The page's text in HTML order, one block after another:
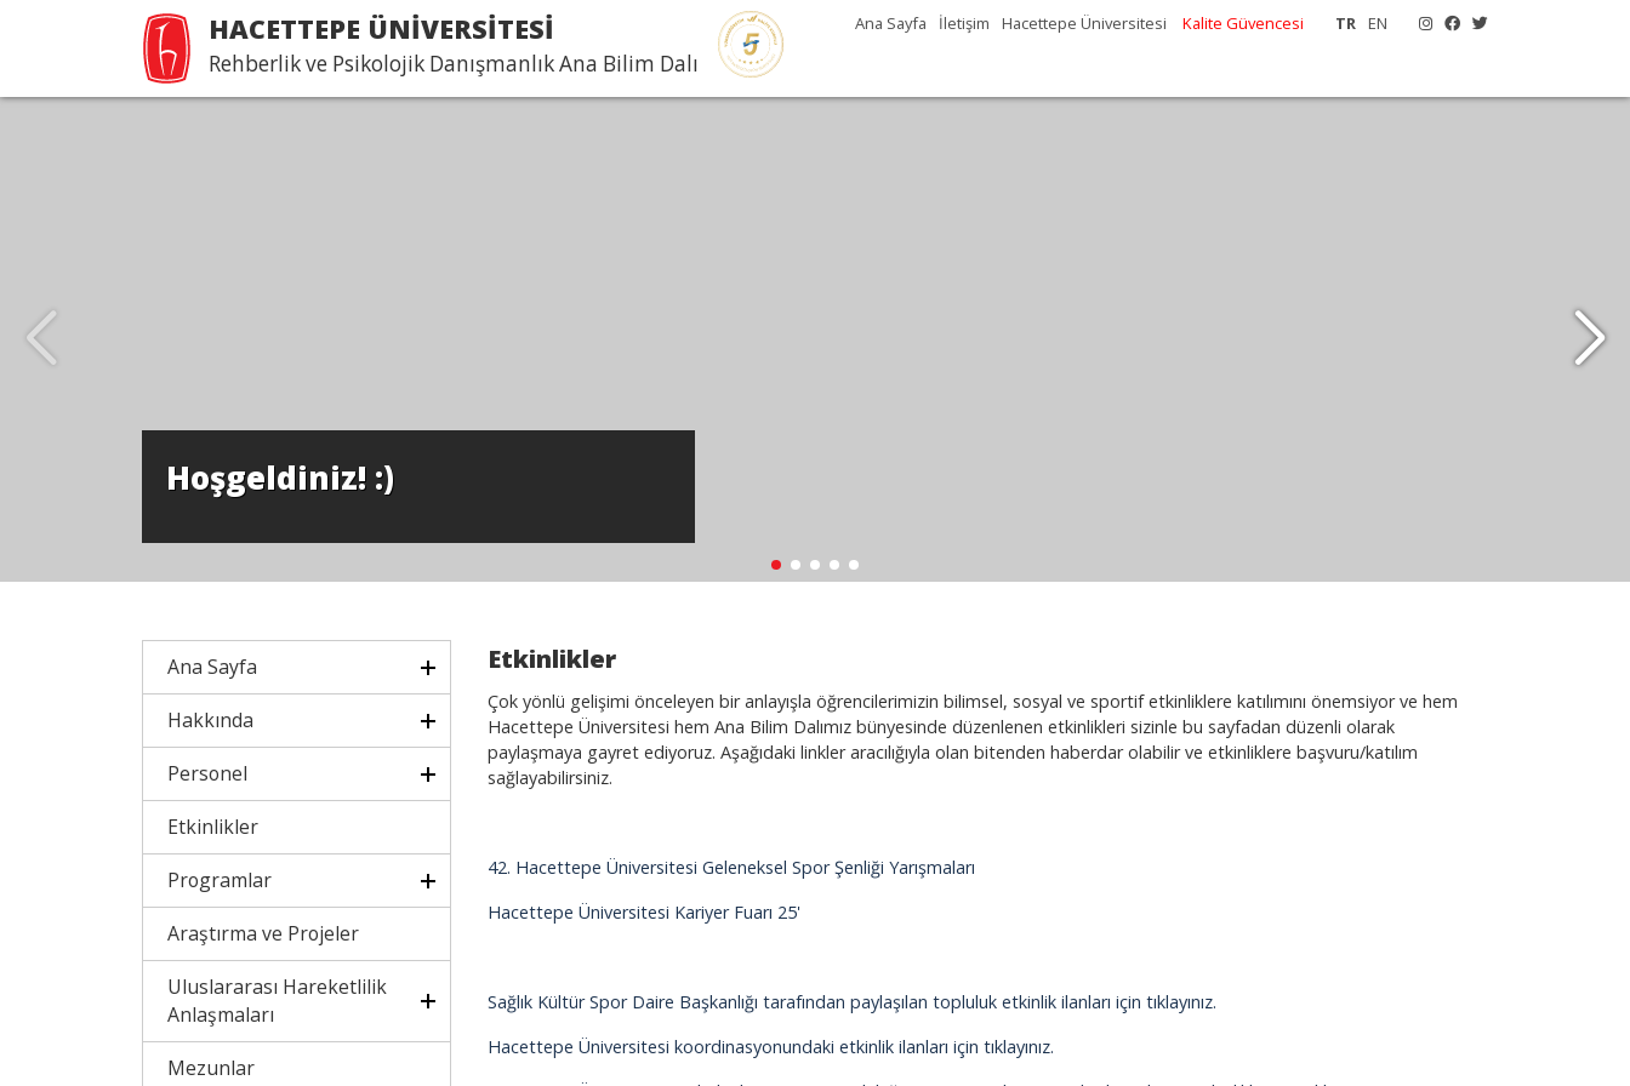
HACETTEPE ÜNİVERSİTESİ
Rehberlik ve Psikolojik Danışmanlık Ana Bilim Dalı
TR EN
Ana Sayfa İletişim Hacettepe Üniversitesi Kalite Güvencesi
HÜPDAT Geleneksel Tanışma
Ana Sayfa
Hakkında
Personel
Etkinlikler
Programlar
Araştırma ve Projeler
Uluslararası Hareketlilik
Anlaşmaları
Mezunlar
Etkinlikler
Çok yönlü gelişimi önceleyen bir anlayışla öğrencilerimizin bilimsel, sosyal ve sportif etkinliklere katılımını önemsiyor ve hem
Hacettepe Üniversitesi hem Ana Bilim Dalımız bünyesinde düzenlenen etkinlikleri sizinle bu sayfadan düzenli olarak
paylaşmaya gayret ediyoruz. Aşağıdaki linkler aracılığıyla olan bitenden haberdar olabilir ve etkinliklere başvuru/katılım
sağlayabilirsiniz.
42. Hacettepe Üniversitesi Geleneksel Spor Şenliği Yarışmaları
Hacettepe Üniversitesi Kariyer Fuarı 25'
Sağlık Kültür Spor Daire Başkanlığı tarafından paylaşılan topluluk etkinlik ilanları için tıklayınız.
Hacettepe Üniversitesi koordinasyonundaki etkinlik ilanları için tıklayınız.